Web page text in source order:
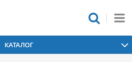
КАТАЛОГ